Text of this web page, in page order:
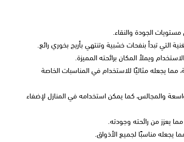
مستويات الجودة والنقاء.
التي تبدأ بنفحات خشبية وتنتهي بأريج بخوري رائع.
ويملأ المكان برائحته المميزة.
مما يجعله مثاليًا للاستخدام في المناسبات الخاصة
والمجالس، كما يمكن استخدامه في المنازل لإضفاء
مما يعزز من رائحته وجودته.
يجعله مناسبًا لجميع الأذواق.